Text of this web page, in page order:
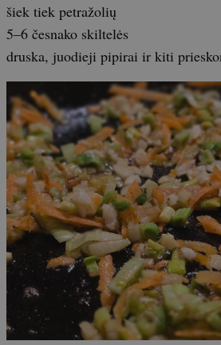
šiek tiek petražolių
5–6 česnako skiltelės
druska, juodieji pipirai ir kiti